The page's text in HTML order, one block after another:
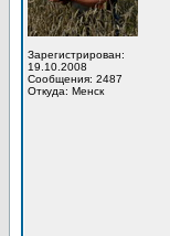
Зарегистрирован:
19.10.2008
Сообщения: 2487
Откуда: Менск